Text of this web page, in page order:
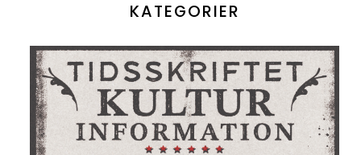
KATEGORIER